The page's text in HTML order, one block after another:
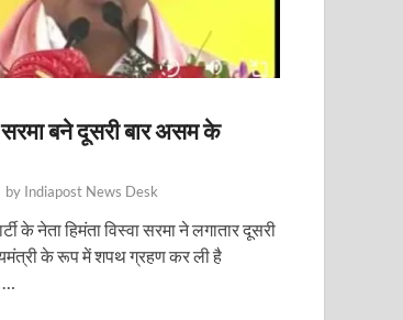
सरमा बने दूसरी बार असम के
by Indiapost News Desk
के नेता हिमंता विस्वा सरमा ने लगातार दूसरी
के रूप में शपथ ग्रहण कर ली है